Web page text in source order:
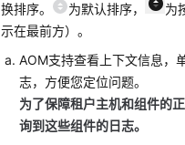
换排序。
为默认排序， 为
示在最前方）。
AOM支持查看上下文信息，
志，方便您定位问题。
为了保障租户主机和组件的
询到这些组件的日志。